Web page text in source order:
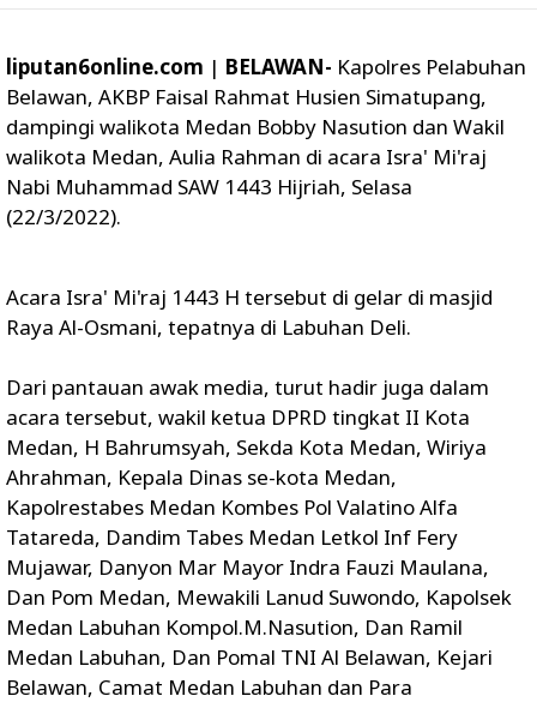
liputan6online.com | BELAWAN- Kapolres Pelabuhan
Belawan, AKBP Faisal Rahmat Husien Simatupang,
dampingi walikota Medan Bobby Nasution dan Wakil
walikota Medan, Aulia Rahman di acara Isra' Mi'raj
Nabi Muhammad SAW 1443 Hijriah, Selasa
(22/3/2022).
Acara Isra' Mi'raj 1443 H tersebut di gelar di masjid
Raya Al-Osmani, tepatnya di Labuhan Deli.
Dari pantauan awak media, turut hadir juga dalam
acara tersebut, wakil ketua DPRD tingkat II Kota
Medan, H Bahrumsyah, Sekda Kota Medan, Wiriya
Ahrahman, Kepala Dinas se-kota Medan,
Kapolrestabes Medan Kombes Pol Valatino Alfa
Tatareda, Dandim Tabes Medan Letkol Inf Fery
Mujawar, Danyon Mar Mayor Indra Fauzi Maulana,
Dan Pom Medan, Mewakili Lanud Suwondo, Kapolsek
Medan Labuhan Kompol.M.Nasution, Dan Ramil
Medan Labuhan, Dan Pomal TNI Al Belawan, Kejari
Belawan, Camat Medan Labuhan dan Para